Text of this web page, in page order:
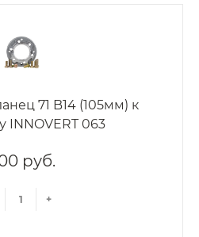
71 B14 (105мм) к
INNOVERT 063
руб.
+